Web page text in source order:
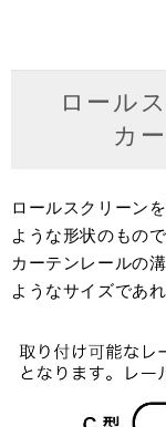
ロール
カ
ロールスクリーン
ような形状のもので
カーテンレールの
ようなサイズであ